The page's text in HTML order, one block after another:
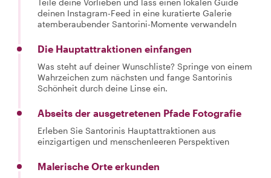
Teile deine Vorlieben und lass einen lokalen Guide
deinen Instagram-Feed in eine kuratierte Galerie
atemberaubender Santorini-Momente verwandeln
Die Hauptattraktionen einfangen
Was steht auf deiner Wunschliste? Springe von einem
Wahrzeichen zum nächsten und fange Santorinis
Schönheit durch deine Linse ein.
Abseits der ausgetretenen Pfade Fotografie
Erleben Sie Santorinis Hauptattraktionen aus
einzigartigen und menschenleeren Perspektiven
Malerische Orte erkunden